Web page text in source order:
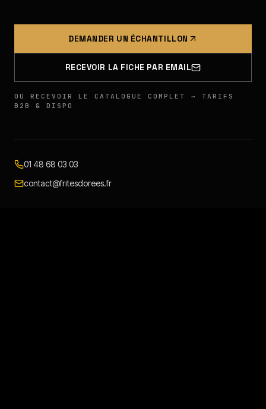
DEMANDER UN ÉCHANTILLON
RECEVOIR LA FICHE PAR EMAIL
OU RECEVOIR LE CATALOGUE COMPLET → TARIFS
B2B & DISPO
01 48 68 03 03
contact@fritesdorees.fr